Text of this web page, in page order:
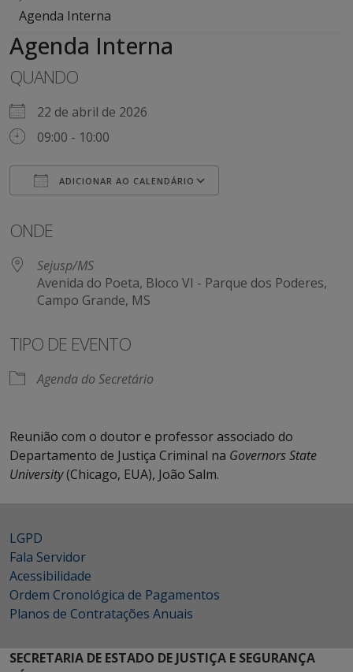
Agenda Interna
Agenda Interna
QUANDO
22 de abril de 2026
09:00 - 10:00
ADICIONAR AO CALENDÁRIO
ONDE
Sejusp/MS
Avenida do Poeta, Bloco VI - Parque dos Poderes,
Campo Grande, MS
TIPO DE EVENTO
Agenda do Secretário
Reunião com o doutor e professor associado do
Departamento de Justiça Criminal na Governors State
University(Chicago, EUA), João Salm.
LGPD
Fala Servidor
Acessibilidade
Ordem Cronológica de Pagamentos
Planos de Contratações Anuais
SECRETARIA DE ESTADO DE JUSTIÇA E SEGURANÇA